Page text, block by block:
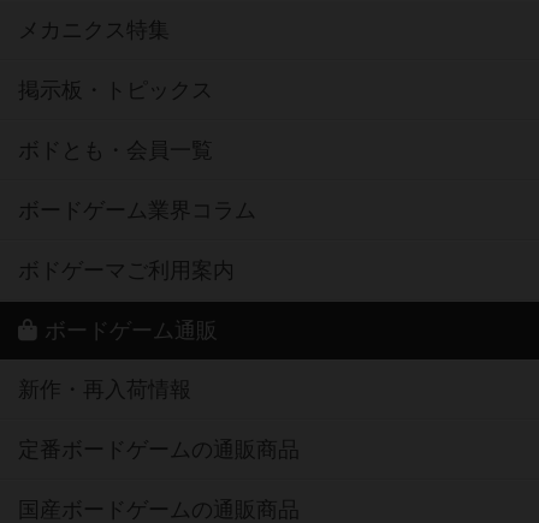
メカニクス特集
掲示板・トピックス
ボドとも・会員一覧
ボードゲーム業界コラム
ボドゲーマご利用案内
ボードゲーム通販
新作・再入荷情報
定番ボードゲームの通販商品
国産ボードゲームの通販商品